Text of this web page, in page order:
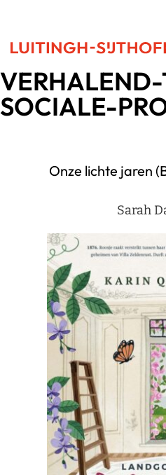
SOCIALE-
Onze lichte jaren
Sarah